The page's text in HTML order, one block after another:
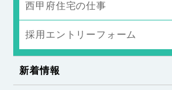
西甲府住宅の仕事
採用エントリーフォーム
新着情報